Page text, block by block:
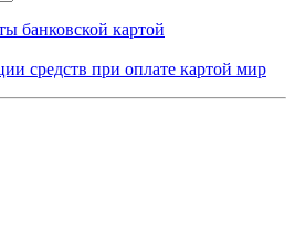
банковской картой
средств при оплате картой мир